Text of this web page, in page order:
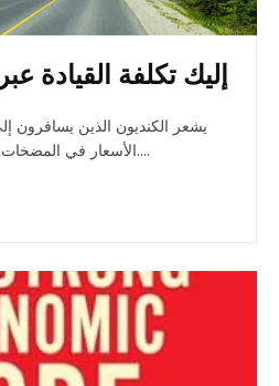
إليك تكلفة القيادة
الأسعار في المضخات. كأمة، نحب السفر في بلدنا....